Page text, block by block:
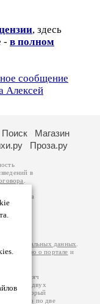
, здесь
- в полном
сообщение
Алексей
Поиск
Магазин
Проза.ру
в
авторам
возможна
за
на
персональных данных
о портале и
200 тысяч
более двух
который
указано по две